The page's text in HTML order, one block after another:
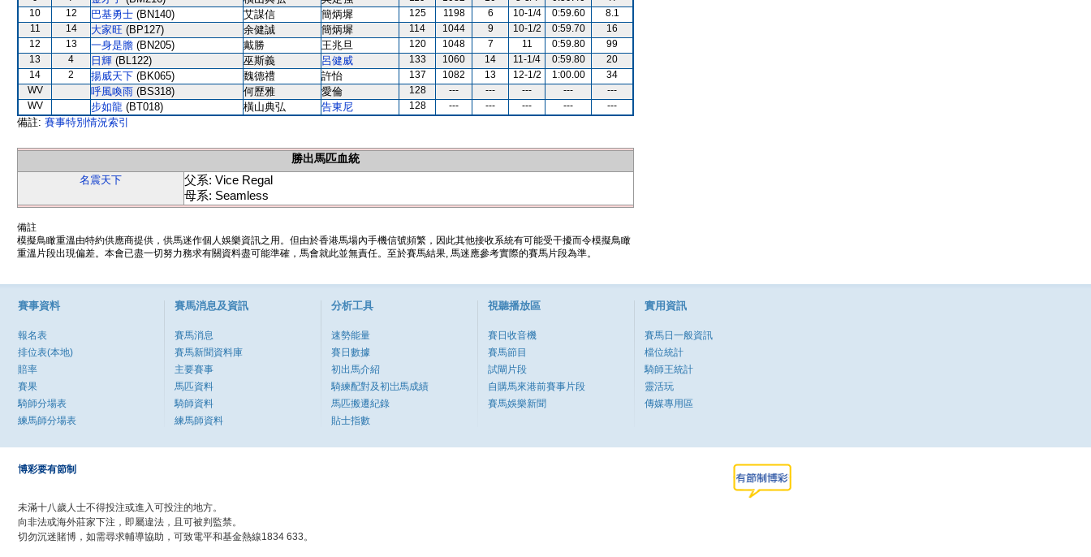
10
12 巴基勇士 (BN140) 艾謀信 簡炳墀 125 1198 6 10-1/4 0:59.60
8.1
11
14 大家旺 (BP127) 余健誠 簡炳墀 114 1044 9 10-1/2 0:59.70
16
12
13 一身是膽 (BN205) 戴勝 王兆旦 120 1048 7 11 0:59.80
99
13
4 日輝 (BL122) 巫斯義 呂健威 133 1060 14 11-1/4 0:59.80
20
14
2 揚威天下 (BK065) 魏德禮 許怡 137 1082 13 12-1/2 1:00.00
34
WV
呼風喚雨 (BS318) 何歷雅 愛倫 128 --- --- --- ---
---
WV
步如龍 (BT018) 橫山典弘 告東尼 128 --- --- --- --- ---
備註: 賽事特別情況索引
勝出馬匹血統
名震天下
父系: Vice Regal
母系: Seamless
備註
模擬鳥瞰重溫由特約供應商提供，供馬迷作個人娛樂資訊之用。但由於香港馬場內手機信號頻繁，因此其他接收系統有可能受干擾而令模擬鳥瞰
重溫片段出現偏差。本會已盡一切努力務求有關資料盡可能準確，馬會就此並無責任。至於賽馬結果, 馬迷應參考實際的賽馬片段為準。
賽事資料
報名表
排位表(本地)
賠率
賽果
騎師分場表
練馬師分場表
賽馬消息及資訊
賽馬消息
賽馬新聞資料庫
主要賽事
馬匹資料
騎師資料
練馬師資料
分析工具
速勢能量
賽日數據
初出馬介紹
騎練配對及初岀馬成績
馬匹搬遷紀錄
貼士指數
視聽播放區
賽日收音機
賽馬節目
試閘片段
自購馬來港前賽事片段
賽馬娛樂新聞
實用資訊
賽馬日一般資訊
檔位統計
騎師王統計
靈活玩
傳媒專用區
博彩要有節制
未滿十八歲人士不得投注或進入可投注的地方。
向非法或海外莊家下注，即屬違法，且可被判監禁。
切勿沉迷賭博，如需尋求輔導協助，可致電平和基金熱線1834 633。